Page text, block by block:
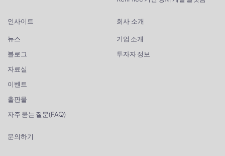
인사이트
뉴스
블로그
자료실
이벤트
출판물
자주 묻는 질문(FAQ)
회사 소개
기업 소개
투자자 정보
문의하기